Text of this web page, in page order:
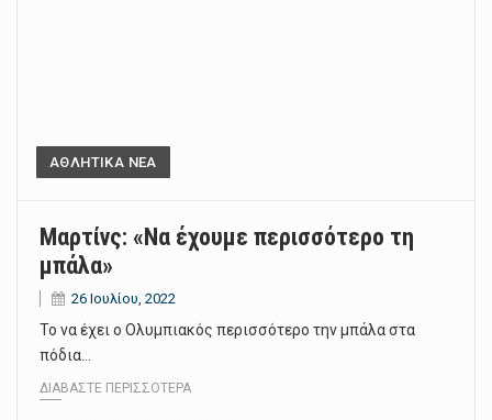
ΑΘΛΗΤΙΚΑ ΝΕΑ
Μαρτίνς: «Να έχουμε περισσότερο τη
μπάλα»
26 Ιουλίου, 2022
Το να έχει ο Ολυμπιακός περισσότερο την μπάλα στα
πόδια…
ΔΙΑΒΆΣΤΕ ΠΕΡΙΣΣΌΤΕΡΑ